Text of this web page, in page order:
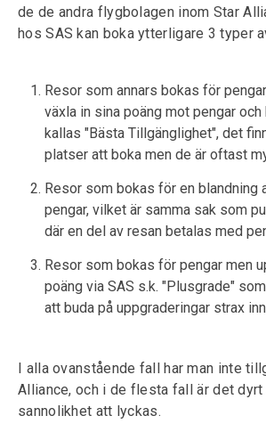
de de andra flygbolagen inom Star
hos SAS kan boka ytterligare 3 typer
Resor som annars bokas för
växla in sina poäng mot pengar
kallas "Bästa Tillgänglighet", det
platser att boka men de är oftast
Resor som bokas för en blandning
pengar, vilket är samma sak som
där en del av resan betalas med
Resor som bokas för pengar men
poäng via SAS s.k. "Plusgrade"
att buda på uppgraderingar strax
I alla ovanstående fall har man inte
Alliance, och i de flesta fall är det
sannolikhet att lyckas.